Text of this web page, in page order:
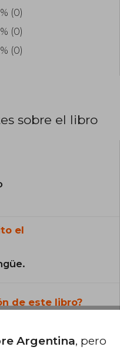
(0)
(0)
(0)
sobre el libro
el
de este libro?
Argentina, pero